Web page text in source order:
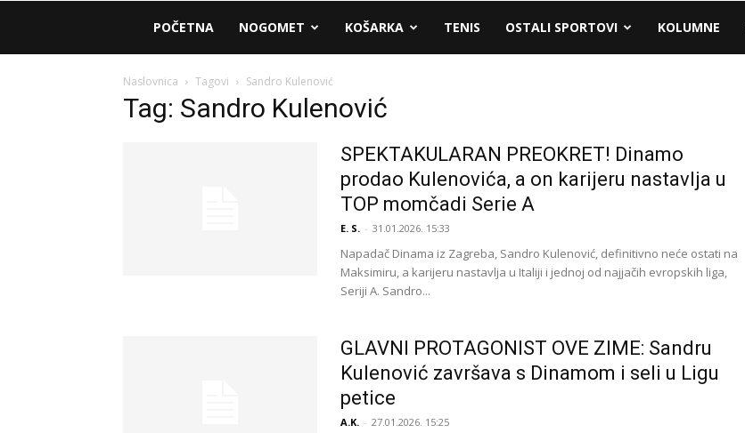
AM
Sport
POČETNA NOGOMET KOŠARKA TENIS OSTALI SPORTOVI KOLUMNE
Naslovnica Tagovi Sandro Kulenović
Tag: Sandro Kulenović
SPEKTAKULARAN PREOKRET! Dinamo
prodao Kulenovića, a on karijeru nastavlja u
TOP momčadi Serie A
E. S. - 31.01.2026. 15:33
Napadač Dinama iz Zagreba, Sandro Kulenović, definitivno neće ostati na
Maksimiru, a karijeru nastavlja u Italiji i jednoj od najjačih evropskih liga,
Seriji A. Sandro...
GLAVNI PROTAGONIST OVE ZIME: Sandru
Kulenović završava s Dinamom i seli u Ligu
petice
A.K. - 27.01.2026. 15:25